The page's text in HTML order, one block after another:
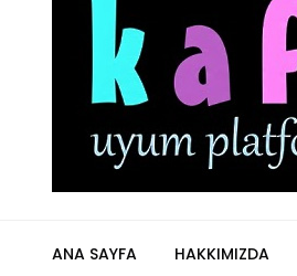
ANA SAYFA HAKKIMIZDA